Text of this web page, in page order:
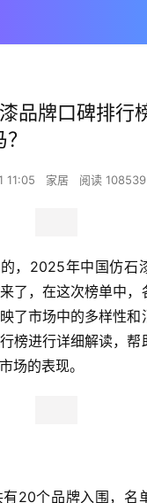
品牌口碑排行
11:05 家居 阅读 108539
，2025年中国仿石
了，在这次榜单中，
了市场中的多样性和
榜进行详细解读，帮
场的表现。
20个品牌入围，名